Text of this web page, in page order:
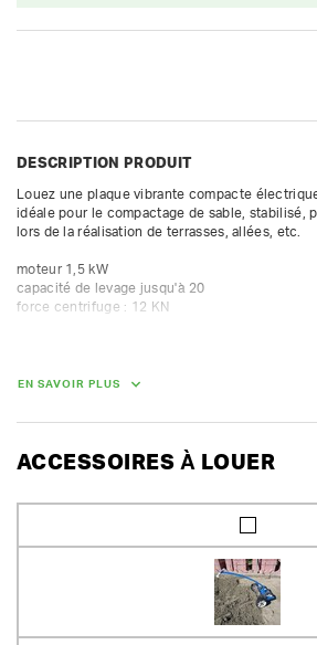
DESCRIPTION PRODUIT
Louez une plaque vibrante compacte
idéale pour le compactage de sable, stabilisé,
lors de la réalisation de terrasses, allées, etc.
moteur 1,5 kW
capacité de levage jusqu'à 20
force centrifuge : 12 KN
82 cm x 38 cm x 56 cm
POIDS
EN SAVOIR PLUS
ACCESSOIRES À LOUER